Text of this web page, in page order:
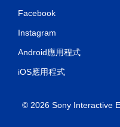
Facebook
Instagram
Android應用程式
iOS應用程式
© 2026 Sony Interactive